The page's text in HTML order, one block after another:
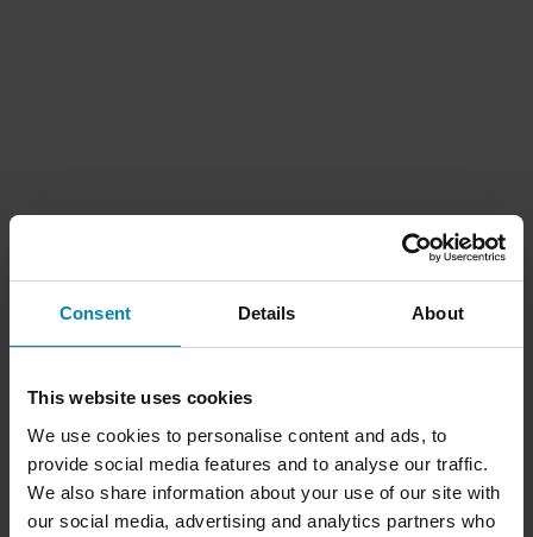
Consent Details About
This website uses cookies
We use cookies to personalise content and ads, to
provide social media features and to analyse our traffic.
We also share information about your use of our site with
our social media, advertising and analytics partners who